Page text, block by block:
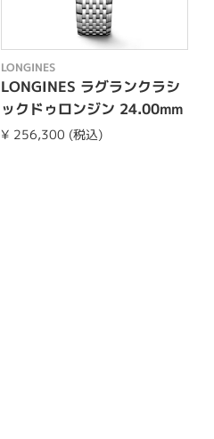
LONGINES
LONGINES ラグランクラシ
ックドゥロンジン 24.00mm
L4.209.4.87.6
¥ 256,300 (税込)